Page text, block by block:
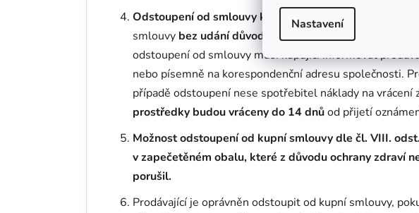
Nastavení
Odstoupení od smlouvy kupujícím, který je spotřebitel:
smlouvy bez udání důvodu do 14 dnůode dne, kdy on
odstoupení od smlouvy musí kupující informovat
nebo písemně na korespondenční adresu společnosti.
případě odstoupení nese spotřebitel náklady na vrácení
prostředky budou vráceny do 14 dnůod přijetí
Možnost odstoupení od kupní smlouvy dle čl. VIII.
v zapečetěném obalu, které z důvodu ochrany zdraví
porušil.
Prodávající je oprávněn odstoupit od kupní smlouvy,